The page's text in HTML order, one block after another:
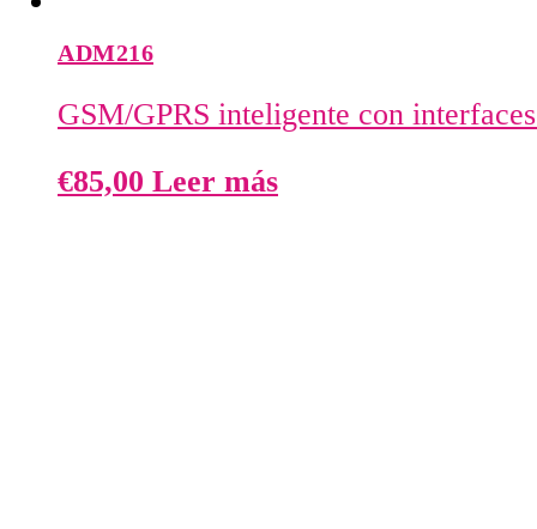
ADM216
GSM/GPRS inteligente con
€85,00 Leer más